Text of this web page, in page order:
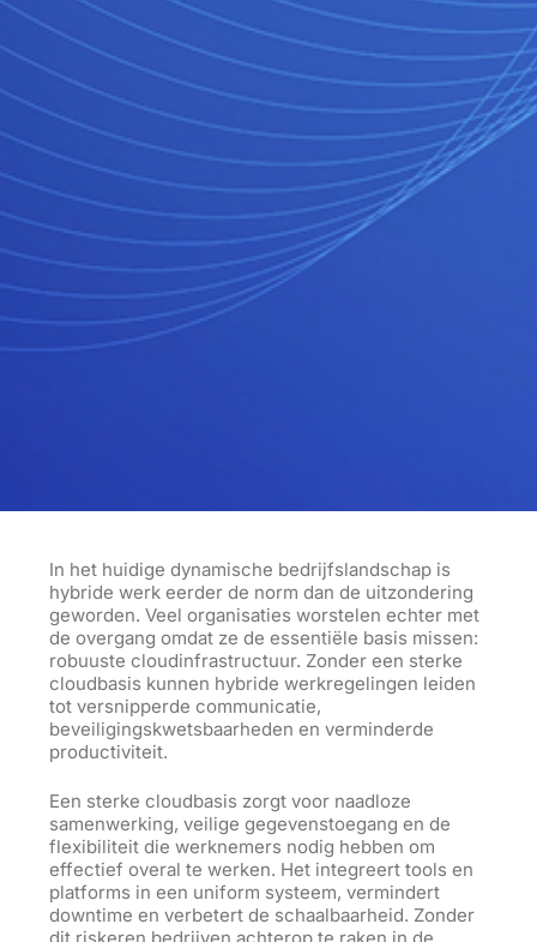
In het huidige dynamische bedrijfslandschap is
hybride werk eerder de norm dan de uitzondering
geworden. Veel organisaties worstelen echter met
de overgang omdat ze de essentiële basis missen:
robuuste cloudinfrastructuur. Zonder een sterke
cloudbasis kunnen hybride werkregelingen leiden
tot versnipperde communicatie,
beveiligingskwetsbaarheden en verminderde
productiviteit.
Een sterke cloudbasis zorgt voor naadloze
samenwerking, veilige gegevenstoegang en de
flexibiliteit die werknemers nodig hebben om
effectief overal te werken. Het integreert tools en
platforms in een uniform systeem, vermindert
downtime en verbetert de schaalbaarheid. Zonder